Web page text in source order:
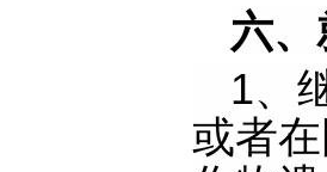
六
1、
或者